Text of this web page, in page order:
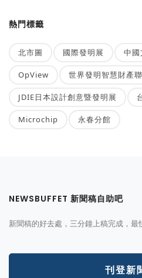
熱門標籤
北市圖 國際發明展 中國
OpView 世界發明智慧財產
JDIE日本設計創意暨發明展
Microchip 永春分館
NEWSBUFFET 新聞稿自助吧
新聞稿的好去處，三分鐘上稿完成，最
刊登新